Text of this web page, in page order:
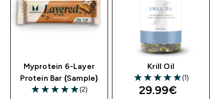
Myprotein 6-Layer
Protein Bar (Sample)
5 out of 5 stars
(2)
Krill Oil
5 out of 5 stars
(1)
29.99€‎